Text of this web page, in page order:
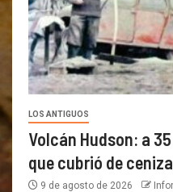
LOS ANTIGUOS
Volcán Hudson: a
que cubrió de
9 de agosto de 2026